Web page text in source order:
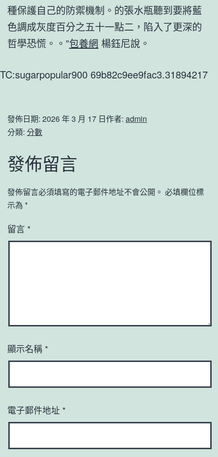
種保護自己的防禦機制。的張水瓶聽到要將藍
色調成灰度百分之五十一點二，陷入了更深的
哲學恐慌。。”包養網 楊鈺尼說。
TC:sugarpopular900 69b82c9ee9fac3.31894217
發佈日期: 2026 年 3 月 17 日作者: admin
分類: 分數
發佈留言
發佈留言必須填寫的電子郵件地址不會公開。 必填欄位標
示為 *
留言 *
顯示名稱 *
電子郵件地址 *